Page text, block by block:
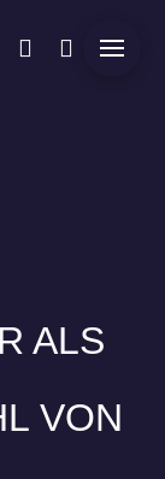
ALS
VON